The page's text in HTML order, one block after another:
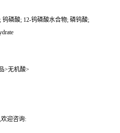
磷酸; 12-钨磷酸水合物; 磷钨酸;
>无机酸>
迎咨询: